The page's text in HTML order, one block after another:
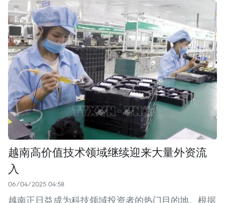
越南高价值技术领域继续迎来大量外资流
入
06/04/2025 04:58
越南正日益成为科技领域投资者的热门目的地。根据